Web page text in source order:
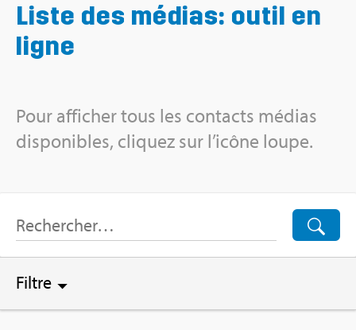
Liste des médias: outil en
ligne
Pour affi­cher tous les contacts médias
dis­po­nibles, cli­quez sur l’icône loupe.
Filtre